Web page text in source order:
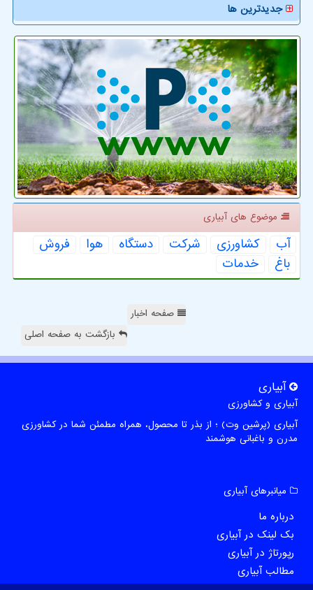
جدیدترین ها
موضوع های آبیاری
آب كشاورزی شركت دستگاه هوا
فروش
باغ
خدمات
صفحه اخبار
بازگشت به صفحه اصلی
آبیاری
آبیاری و کشاورزی
آبیاری (پرشین وت) ؛ از بذر تا محصول، همراه مطمئن شما در کشاورزی
مدرن و باغبانی هوشمند
میانبرهای آبیاری
درباره ما
بک لینک در آبیاری
رپورتاژ در آبیاری
مطالب آبیاری